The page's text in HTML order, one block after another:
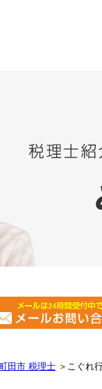
田市 税理士 ＞ こぐれ